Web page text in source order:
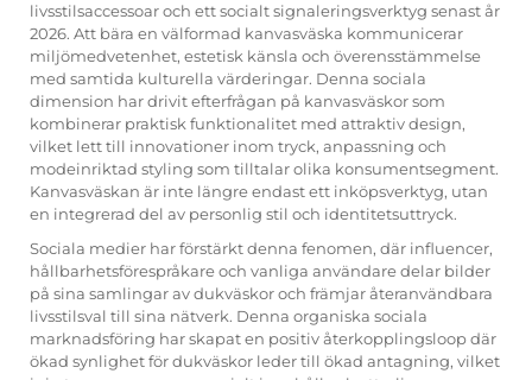
livsstilsaccessoar och ett socialt signaleringsverktyg senast år
2026. Att bära en välformad kanvasväska kommunicerar
miljömedvetenhet, estetisk känsla och överensstämmelse
med samtida kulturella värderingar. Denna sociala
dimension har drivit efterfrågan på kanvasväskor som
kombinerar praktisk funktionalitet med attraktiv design,
vilket lett till innovationer inom tryck, anpassning och
modeinriktad styling som tilltalar olika konsumentsegment.
Kanvasväskan är inte längre endast ett inköpsverktyg, utan
en integrerad del av personlig stil och identitetsuttryck.
Sociala medier har förstärkt denna fenomen, där influencer,
hållbarhetsförespråkare och vanliga användare delar bilder
på sina samlingar av dukväskor och främjar återanvändbara
livsstilsval till sina nätverk. Denna organiska sociala
marknadsföring har skapat en positiv återkopplingsloop där
ökad synlighet för dukväskor leder till ökad antagning, vilket